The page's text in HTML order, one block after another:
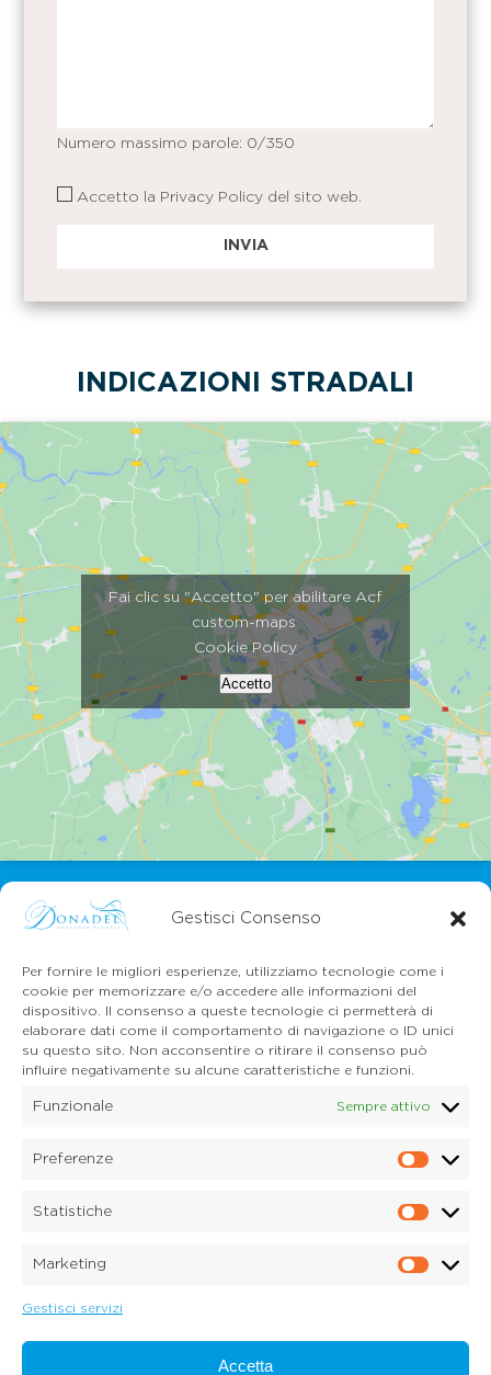
Gestisci Consenso
Per fornire le migliori esperienze, utilizziamo tecnologie come i
cookie per memorizzare e/o accedere alle informazioni del
dispositivo. Il consenso a queste tecnologie ci permetterà di
elaborare dati come il comportamento di navigazione o ID unici
su questo sito. Non acconsentire o ritirare il consenso può
influire negativamente su alcune caratteristiche e funzioni.
Funzionale Sempre attivo
Preferenze
Statistiche
Marketing
Gestisci servizi
Accetta
Numero massimo parole: 0/350
Accetto la Privacy Policy del sito web.
INDICAZIONI STRADALI
Fai clic su "Accetto" per abilitare Acf
custom-maps
Cookie Policy
Accetto
CONTATTI
Mail:info@onoranzefunebridonadel.it
Cell.336 200212
Cell.349 3056496
Credits:Digitalia Srl